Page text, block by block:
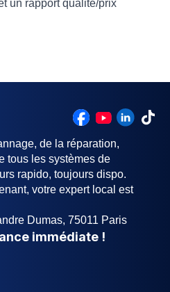
un rapport qualité/prix
de la réparation,
tous les systèmes de
rapido, toujours dispo.
votre expert local est
Dumas, 75011 Paris
immédiate !